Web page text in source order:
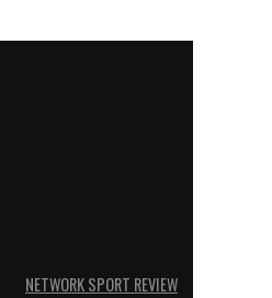
NETWORK SPORT REVIEW